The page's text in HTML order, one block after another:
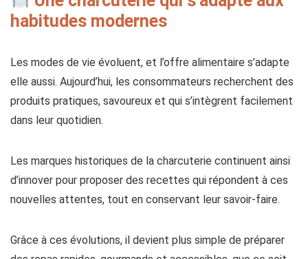
habitudes modernes
Les modes de vie évoluent, et l’offre alimentaire s’adapte
elle aussi. Aujourd’hui, les consommateurs recherchent des
produits pratiques, savoureux et qui s’intègrent facilement
dans leur quotidien.
Les marques historiques de la charcuterie continuent ainsi
d’innover pour proposer des recettes qui répondent à ces
nouvelles attentes, tout en conservant leur savoir-faire.
Grâce à ces évolutions, il devient plus simple de préparer